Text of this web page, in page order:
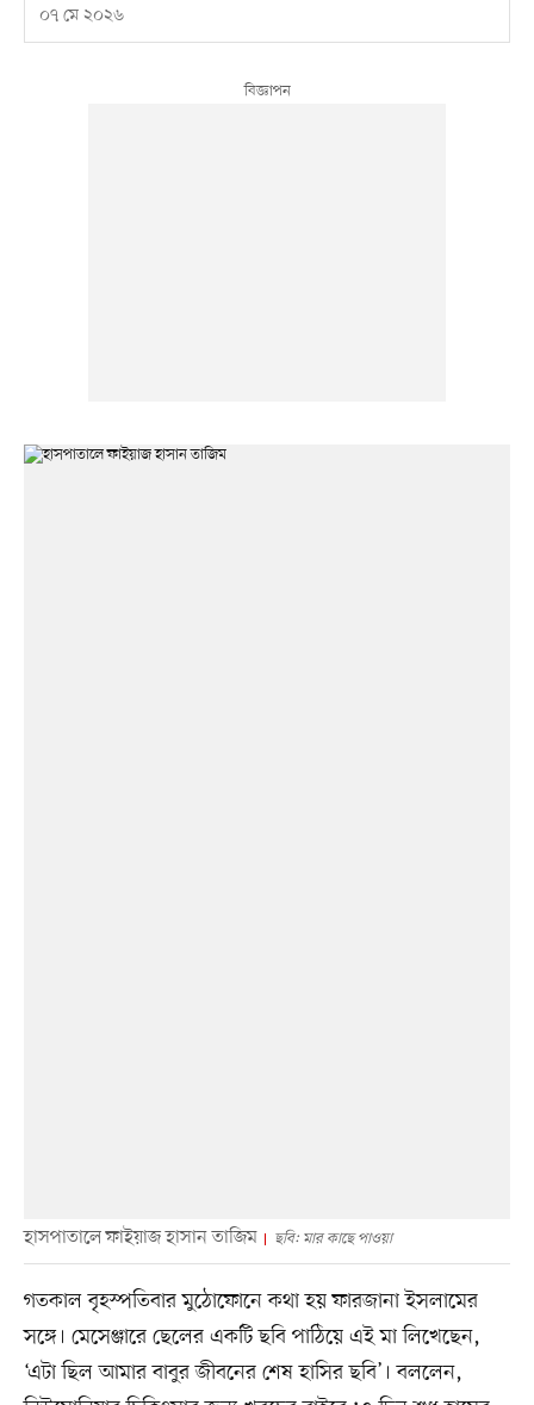
০৭ মে ২০২৬
হাসপাতালে ফাইয়াজ হাসান তাজিম ছবি: মার কাছে পাওয়া
গতকাল বৃহস্পতিবার মুঠোফোনে কথা হয় ফারজানা ইসলামের
সঙ্গে। মেসেঞ্জারে ছেলের একটি ছবি পাঠিয়ে এই মা লিখেছেন,
‘এটা ছিল আমার বাবুর জীবনের শেষ হাসির ছবি’। বললেন,